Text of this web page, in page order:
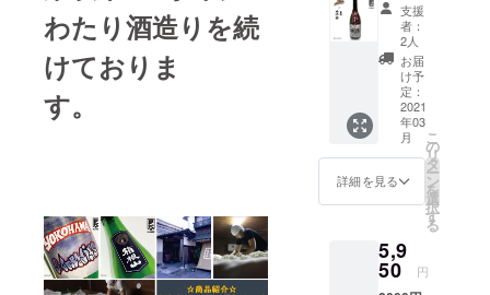
わたり酒造りを続
けておりま
す。
常温・
等 原料
米：兵
庫県産
山田錦
精米歩
合：
38% 日
本酒 :
プ：淡
麗辛口
み方：
冷
295(m
1300(g)
原材料:
米（国
産）、
米麹
（国産
米） ア
ルコー
ル度
数:16度
山田錦
精米歩
レー
ション
日本酒
です。
蔵”WA
KAZE”
は、今
までに
無い価
値を独
出し、
新しい
アプ
のメー
ル 男子
プロバ
スケッ
トボー
ルBリー
グクラ
ブ・越
谷アル
ファー
ズ と
「菊泉
醸」と
のコラ
ボレー
支援
者：
2人
お届
け予
定：
2021
年03
月
詳細を見る
こ
の
リ
タ
ー
ン
を
選
択
す
る
5,9
50 円